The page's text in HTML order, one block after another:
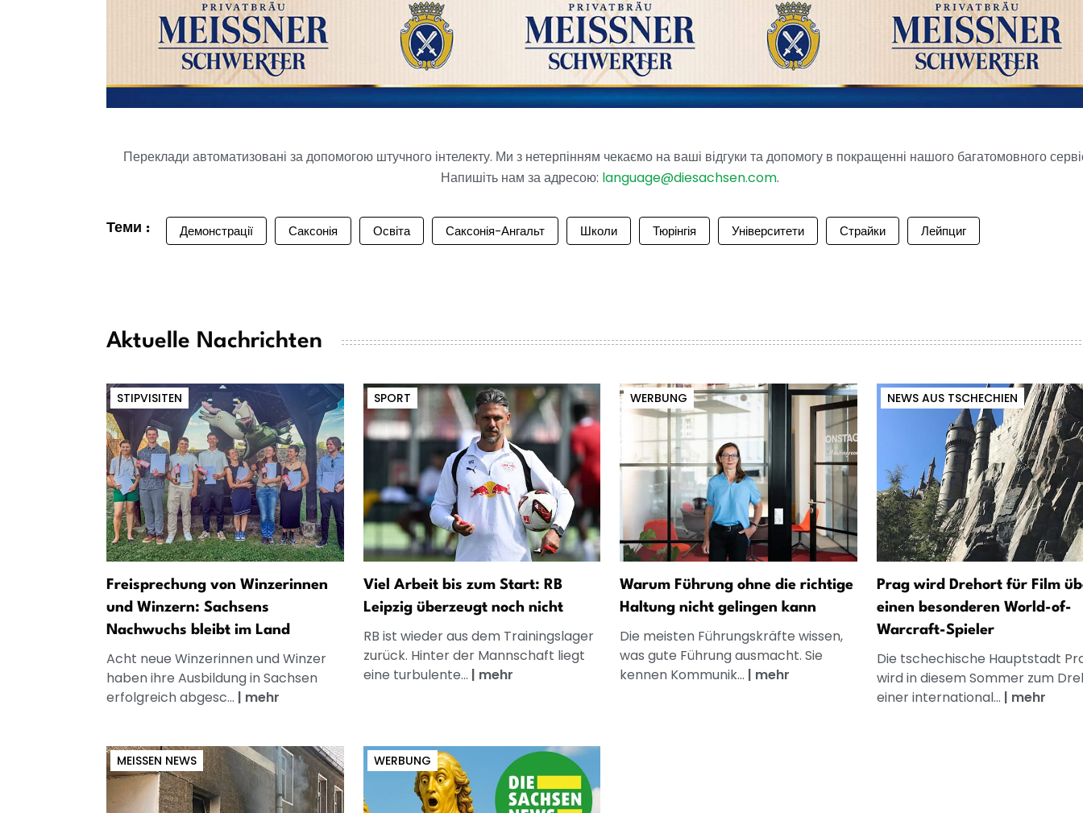
Переклади автоматизовані за допомогою штучного інтелекту. Ми з нетерпінням чекаємо на ваші відгуки та допомогу в покращенні нашого багатомовного
Напишіть нам за адресою: language@diesachsen.com.
Теми : Демонстрації Саксонія Освіта Саксонія-Ангальт Школи Тюрінгія Університети Страйки Лейпциг
Aktuelle Nachrichten
STIPVISITEN
Freisprechung von Winzerinnen
und Winzern: Sachsens
Nachwuchs bleibt im Land
Acht neue Winzerinnen und Winzer
haben ihre Ausbildung in Sachsen
erfolgreich abgesc... | mehr
SPORT
Viel Arbeit bis zum Start: RB
Leipzig überzeugt noch nicht
RB ist wieder aus dem Trainingslager
zurück. Hinter der Mannschaft liegt
eine turbulente... | mehr
WERBUNG
Warum Führung ohne die richtige
Haltung nicht gelingen kann
Die meisten Führungskräfte wissen,
was gute Führung ausmacht. Sie
kennen Kommunik... | mehr
NEWS AUS TSCHECHIEN
Prag wird Drehort für Film
einen besonderen World-of-
Warcraft-Spieler
Die tschechische Hauptstadt
wird in diesem Sommer zum
einer international... | mehr
MEISSEN NEWS WERBUNG